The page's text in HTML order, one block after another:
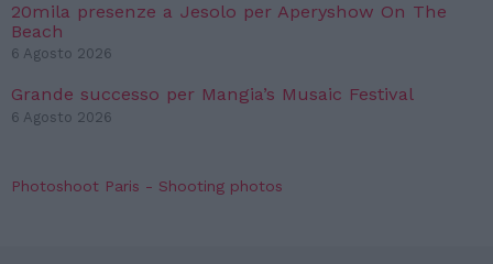
20mila presenze a Jesolo per Aperyshow On The
Beach
6 Agosto 2026
Grande successo per Mangia’s Musaic Festival
6 Agosto 2026
Photoshoot Paris - Shooting photos